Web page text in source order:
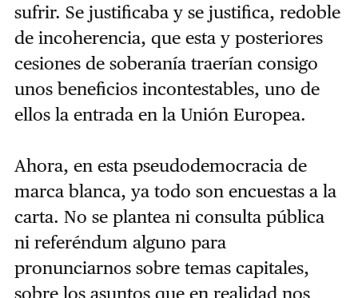
sufrir. Se justificaba y se justifica, redoble
de incoherencia, que esta y posteriores
cesiones de soberanía traerían consigo
unos beneficios incontestables, uno de
ellos la entrada en la Unión Europea.
Ahora, en esta pseudodemocracia de
marca blanca, ya todo son encuestas a la
carta. No se plantea ni consulta pública
ni referéndum alguno para
pronunciarnos sobre temas capitales,
sobre los asuntos que en realidad nos